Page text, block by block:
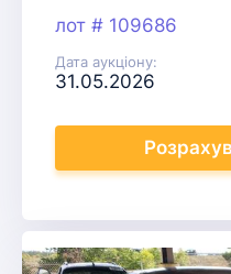
лот # 109686
Дата аукціону:
31.05.2026